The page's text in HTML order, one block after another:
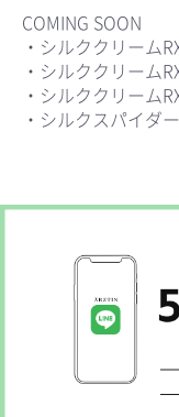
お買い
COMING SOON
・シルククリーム
・シルククリーム
・シルククリーム
・シルクスパイダ